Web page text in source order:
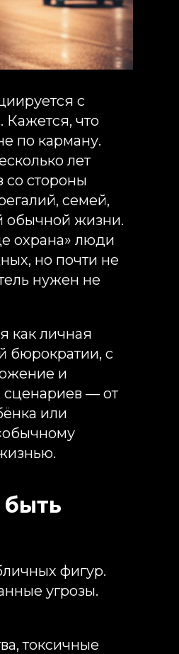
с
Кажется, что
по карману.
лет
со стороны
семей,
обычной жизни.
охрана» люди
но почти не
нужен не
как личная
бюрократии, с
и
сценариев — от
или
быть
фигур.
угрозы.
токсичные